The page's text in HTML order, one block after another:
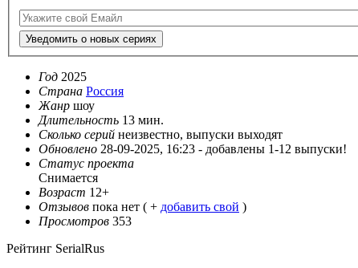
Уведомить о новых сериях
Год 2025
Страна Россия
Жанр шоу
Длительность 13 мин.
Сколько серий неизвестно, выпуски выходят
Обновлено 28-09-2025, 16:23 - добавлены 1-12 выпуски!
Статус проекта
Снимается
Возраст 12+
Отзывов пока нет ( + добавить свой )
Просмотров 353
Рейтинг SerialRus